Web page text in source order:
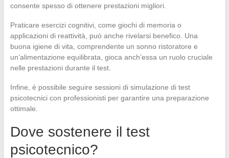
consente spesso di ottenere prestazioni migliori.
Praticare esercizi cognitivi, come giochi di memoria o
applicazioni di reattività, può anche rivelarsi benefico. Una
buona igiene di vita, comprendente un sonno ristoratore e
un’alimentazione equilibrata, gioca anch’essa un ruolo cruciale
nelle prestazioni durante il test.
Infine, è possibile seguire sessioni di simulazione di test
psicotecnici con professionisti per garantire una preparazione
ottimale.
Dove sostenere il test
psicotecnico?